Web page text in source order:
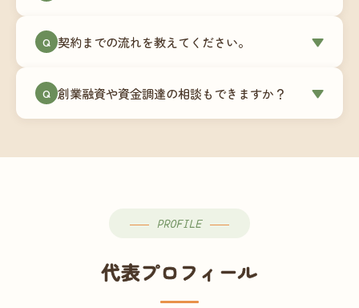
します。freee・弥生会計等をご利用中の場合は、
怠集計あり／5名まで）は月額15,000円〜、年末調
す。人数が増える場合は別途お見積りします。
Q 契約までの流れを教えてください。 ▼
（30〜60分）でご事業内容・ご要望のヒアリング
→ ③お見積り・ご契約 → ④MFクラウドの初期設
談から契約まで費用は発生しませんので、お気軽
Q 創業融資や資金調達の相談もできますか？ ▼
PROFILE
代表プロフィール